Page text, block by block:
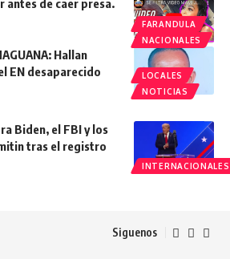
FARANDULA
NACIONALES
LOCALES
NOTICIAS
Hallan
EN desaparecido
INTERNACIONALES
Biden, el FBI y los
tras el registro
Siguenos